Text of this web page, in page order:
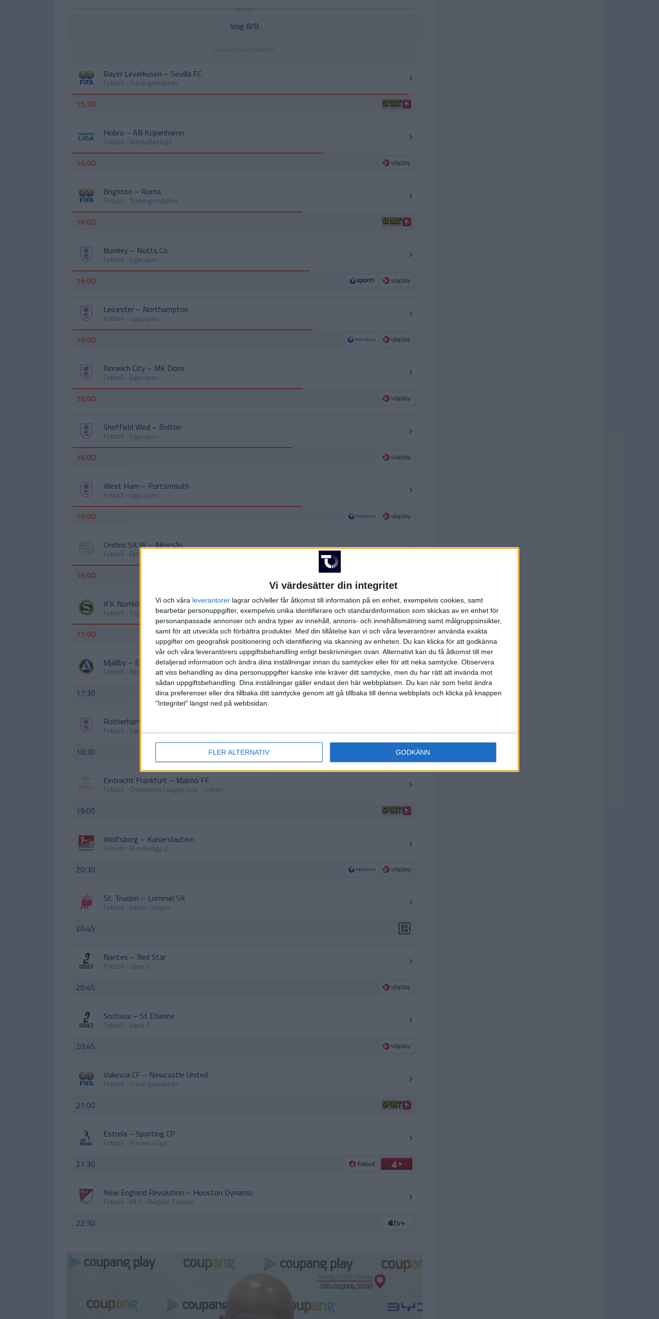
Vi värdesätter din integritet
Vi och våra leverantorer lagrar och/eller får åtkomst till information på en enhet, exempelvis cookies, samt
bearbetar personuppgifter, exempelvis unika identifierare och standardinformation som skickas av en enhet för
personanpassade annonser och andra typer av innehåll, annons- och innehållsmätning samt målgruppsinsikter,
samt för att utveckla och förbättra produkter. Med din tillåtelse kan vi och våra leverantörer använda exakta
uppgifter om geografisk positionering och identifiering via skanning av enheten. Du kan klicka för att godkänna
vår och våra leverantörers uppgiftsbehandling enligt beskrivningen ovan. Alternativt kan du få åtkomst till mer
detaljerad information och ändra dina inställningar innan du samtycker eller för att neka samtycke. Observera
att viss behandling av dina personuppgifter kanske inte kräver ditt samtycke, men du har rätt att invända mot
sådan uppgiftsbehandling. Dina inställningar gäller endast den här webbplatsen. Du kan när som helst ändra
dina preferenser eller dra tillbaka ditt samtycke genom att gå tillbaka till denna webbplats och klicka på knappen
"Integritet" längst ned på webbsidan.
FLER ALTERNATIV GODKÄNN
Idag 8/8
Bayer Leverkusen – Sevilla FC
Fotboll - Träningsmatcher
15:30
Hobro – AB Köpenhamn
Fotboll - NordicBet Liga
16:00
Brighton – Roma
Fotboll - Träningsmatcher
16:00
Burnley – Notts Co
Fotboll - Ligacupen
16:00
Leicester – Northampton
Fotboll - Ligacupen
16:00
Norwich City – MK Dons
Fotboll - Ligacupen
16:00
Sheffield Wed – Bolton
Fotboll - Ligacupen
16:00
West Ham – Portsmouth
Fotboll - Ligacupen
16:00
Orebro SK W–Alingsås
Fotboll - Elitettan
16:00
IFK Norrköping –Brage
Fotboll - Superettan
17:00
Mjällby – Elfsborg
Fotboll - Allsvenskan
17:30
Rotherham
Fotboll - Ligacupen
18:30
Eintracht Frankfurt – Malmö FF
Fotboll - Champions League kval - Damer
19:00
Wolfsburg – Kaiserslautern
Fotboll - Bundesliga 2
20:30
St. Truiden – Lommel SK
Fotboll - Jupiler League
20:45
Nantes – Red Star
Fotboll - Ligue 2
20:45
Sochaux – St Etienne
Fotboll - Ligue 2
20:45
Valencia CF – Newcastle United
Fotboll - Träningsmatcher
21:00
Estrela – Sporting CP
Fotboll - Primeira Liga
21:30
New England Revolution – Houston Dynamo
Fotboll - MLS - Regular Season
22:30